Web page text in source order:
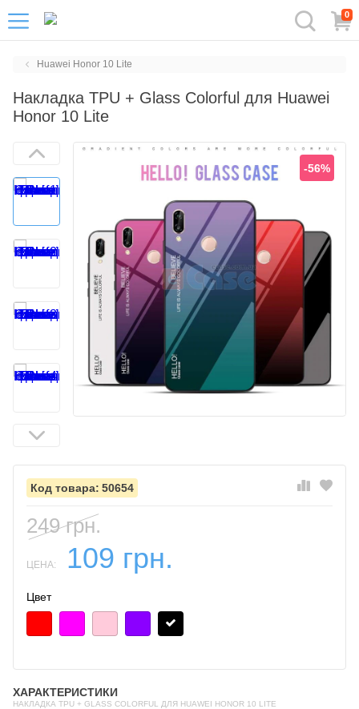
0
Huawei Honor 10 Lite
Накладка TPU + Glass Colorful для Huawei
Honor 10 Lite
-56%
50654
249 грн.
ЦЕНА: 109 грн.
Цвет
ХАРАКТЕРИСТИКИ
НАКЛАДКА TPU + GLASS COLORFUL ДЛЯ HUAWEI HONOR 10 LITE